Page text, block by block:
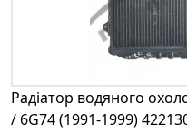
Радіатор водяного
/ 6G74 (1991-1999)